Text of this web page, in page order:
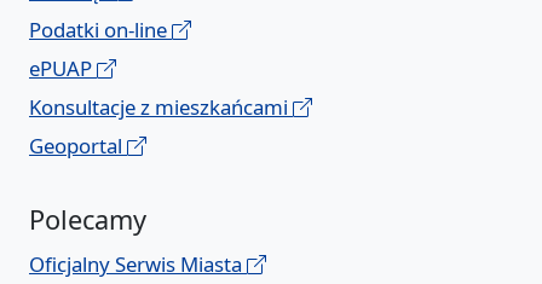
Podatki on-line
ePUAP
Konsultacje z mieszkańcami
Geoportal
Polecamy
Oficjalny Serwis Miasta